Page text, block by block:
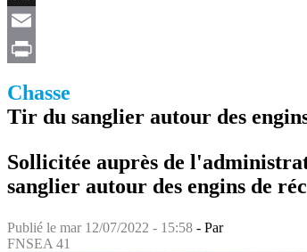
X
Email
Chasse
Tir du sanglier autour des
Sollicitée auprès de
sanglier autour des engins de
Publié le mar 12/07/2022 - 15:58 - Par
FNSEA 41